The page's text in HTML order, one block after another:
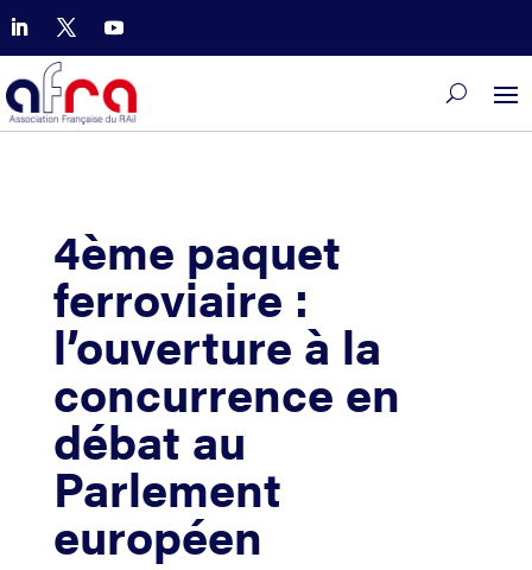
4ème paquet
ferroviaire :
l’ouverture à la
concurrence en
débat au
Parlement
européen